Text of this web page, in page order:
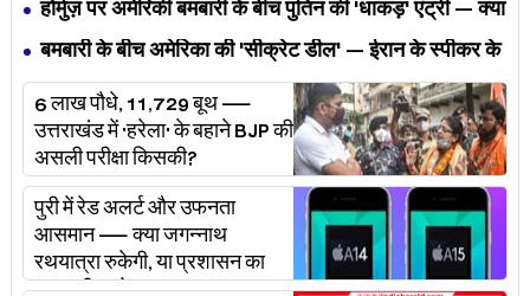
होर्मुज़ पर अमेरिकी बमबारी के बीच पुतिन की 'धाकड़' एंट्री — क्या
ट्रंप-ईरान की जंग अब महायुद्ध बनेगी?
बमबारी के बीच अमेरिका की 'सीक्रेट डील' — ईरान के स्पीकर के
खुलासे ने असली खेल बेनक़ाब किया?
6 लाख पौधे, 11,729 बूथ —
उत्तराखंड में 'हरेला' के बहाने BJP की
असली परीक्षा किसकी?
पुरी में रेड अलर्ट और उफनता
आसमान — क्या जगन्नाथ
रथयात्रा रुकेगी, या प्रशासन का